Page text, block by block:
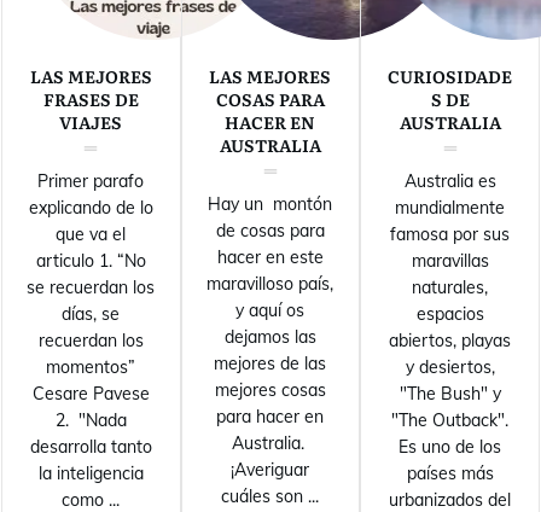
LAS MEJORES
FRASES DE
VIAJES
Primer parafo
explicando de lo
que va el
articulo 1. “No
se recuerdan los
días, se
recuerdan los
momentos”
Cesare Pavese
2. "Nada
desarrolla tanto
la inteligencia
como ...
LAS MEJORES
COSAS PARA
HACER EN
AUSTRALIA
Hay un montón
de cosas para
hacer en este
maravilloso país,
y aquí os
dejamos las
mejores de las
mejores cosas
para hacer en
Australia.
¡Averiguar
cuáles son ...
CURIOSIDADE
S DE
AUSTRALIA
Australia es
mundialmente
famosa por sus
maravillas
naturales,
espacios
abiertos, playas
y desiertos,
"The Bush" y
"The Outback".
Es uno de los
países más
urbanizados del